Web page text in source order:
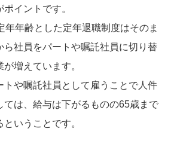
イントです。
年年齢とした定年退職制度はそのま
ら社員をパートや嘱託社員に切り替
増えています。
トや嘱託社員として雇うことで人件
ては、給与は下がるものの65歳まで
いうことです。